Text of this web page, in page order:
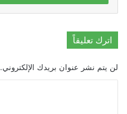
اترك تعليقاً
لن يتم نشر عنوان بريدك الإلكتروني.